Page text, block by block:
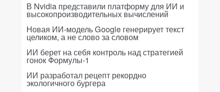
В Nvidia представили платформу для ИИ и
высокопроизводительных вычислений
Новая ИИ-модель Google генерирует текст
целиком, а не слово за словом
ИИ берет на себя контроль над стратегией
гонок Формулы-1
ИИ разработал рецепт рекордно
экологичного бургера